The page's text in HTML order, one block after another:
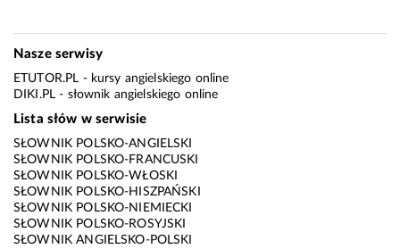
Nasze serwisy
ETUTOR.PL - kursy angielskiego online
DIKI.PL - słownik angielskiego online
Lista słów w serwisie
SŁOWNIK POLSKO-ANGIELSKI
SŁOWNIK POLSKO-FRANCUSKI
SŁOWNIK POLSKO-WŁOSKI
SŁOWNIK POLSKO-HISZPAŃSKI
SŁOWNIK POLSKO-NIEMIECKI
SŁOWNIK POLSKO-ROSYJSKI
SŁOWNIK ANGIELSKO-POLSKI